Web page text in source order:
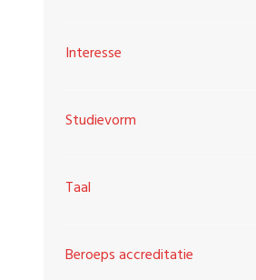
Interesse
Studievorm
Taal
Beroeps accreditatie